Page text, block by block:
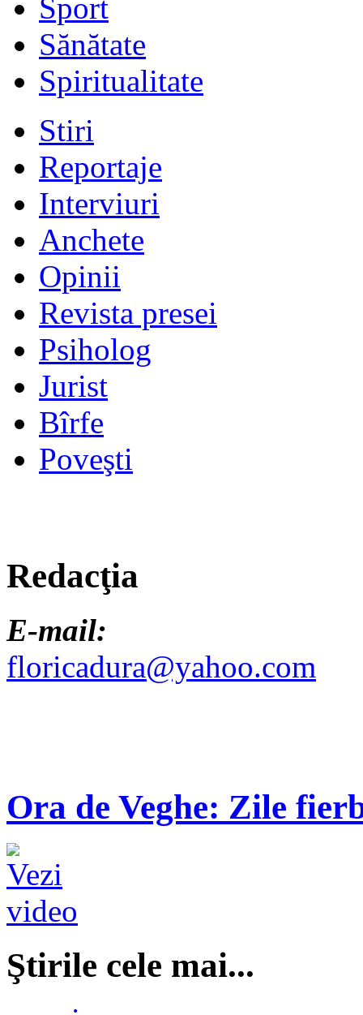
Sport
Sănătate
Spiritualitate
Stiri
Reportaje
Interviuri
Anchete
Opinii
Revista presei
Psiholog
Jurist
Bîrfe
Poveşti
Redacţia
E-mail:
floricadura@yahoo.com
Ora de Veghe: Zile
Ştirile cele mai...